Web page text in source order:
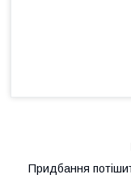
Придбання